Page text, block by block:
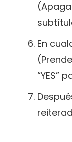
En
“YES”